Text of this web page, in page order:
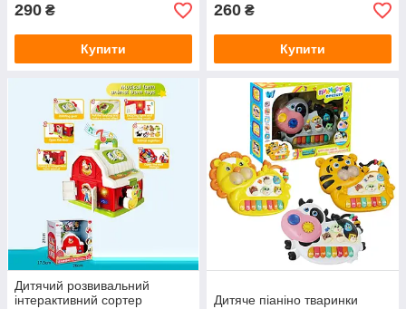
290 ₴
Купити
260 ₴
Купити
Дитячий розвивальний
інтерактивний сортер
Дитяче піаніно тваринки